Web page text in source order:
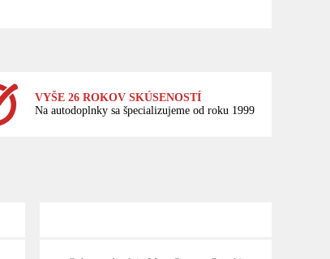
VYŠE 26 ROKOV SKÚSENOSTÍ
Na autodoplnky sa špecializujeme od roku 1999